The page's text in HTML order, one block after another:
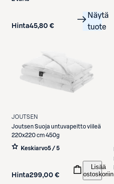
Hinta45,80 €
Näytä
tuote
JOUTSEN
JoutsenSuoja untuvapeitto viileä
220x220 cm 450g
Keskiarvo5 / 5
Hinta299,00 €
Lisää
ostoskoriin